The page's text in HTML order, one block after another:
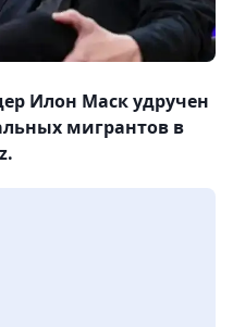
Илон Маск удручен
мигрантов в